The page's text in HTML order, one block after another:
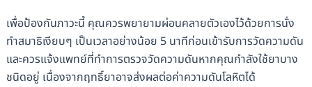
เพื่อป้องกันภาวะนี้ คุณควรพยายามผ่อนคลายตัวเองไว้ด้วยการนั่ง
ทำสมาธิเงียบๆ เป็นเวลาอย่างน้อย 5 นาทีก่อนเข้ารับการวัดความดัน
และควรแจ้งแพทย์ที่ทำการตรวจวัดความดันหากคุณกำลังใช้ยาบาง
ชนิดอยู่ เนื่องจากฤทธิ์ยาอาจส่งผลต่อค่าความดันโลหิตได้